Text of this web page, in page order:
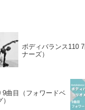
ボディバランス110
ナーズ）
9曲目（フォワードベ